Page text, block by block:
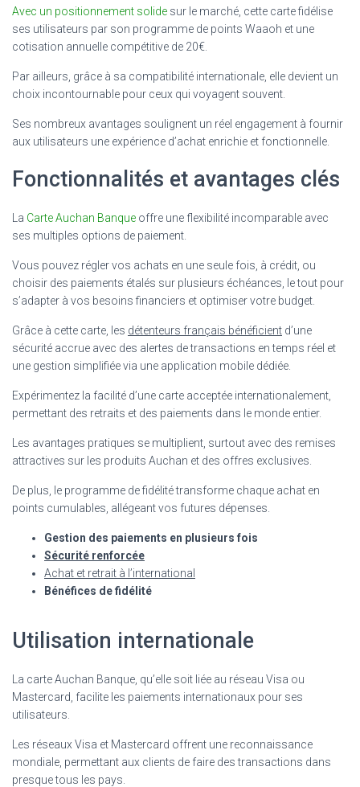
Avec un positionnement solide sur le marché, cette carte fidélise
ses utilisateurs par son programme de points Waaoh et une
cotisation annuelle compétitive de 20€.
Par ailleurs, grâce à sa compatibilité internationale, elle devient un
choix incontournable pour ceux qui voyagent souvent.
Ses nombreux avantages soulignent un réel engagement à fournir
aux utilisateurs une expérience d’achat enrichie et fonctionnelle.
Fonctionnalités et avantages clés
La Carte Auchan Banque offre une flexibilité incomparable avec
ses multiples options de paiement.
Vous pouvez régler vos achats en une seule fois, à crédit, ou
choisir des paiements étalés sur plusieurs échéances, le tout pour
s’adapter à vos besoins financiers et optimiser votre budget.
Grâce à cette carte, les détenteurs français bénéficient d’une
sécurité accrue avec des alertes de transactions en temps réel et
une gestion simplifiée via une application mobile dédiée.
Expérimentez la facilité d’une carte acceptée internationalement,
permettant des retraits et des paiements dans le monde entier.
Les avantages pratiques se multiplient, surtout avec des remises
attractives sur les produits Auchan et des offres exclusives.
De plus, le programme de fidélité transforme chaque achat en
points cumulables, allégeant vos futures dépenses.
Gestion des paiements en plusieurs fois
Sécurité renforcée
Achat et retrait à l’international
Bénéfices de fidélité
Utilisation internationale
La carte Auchan Banque, qu’elle soit liée au réseau Visa ou
Mastercard, facilite les paiements internationaux pour ses
utilisateurs.
Les réseaux Visa et Mastercard offrent une reconnaissance
mondiale, permettant aux clients de faire des transactions dans
presque tous les pays.